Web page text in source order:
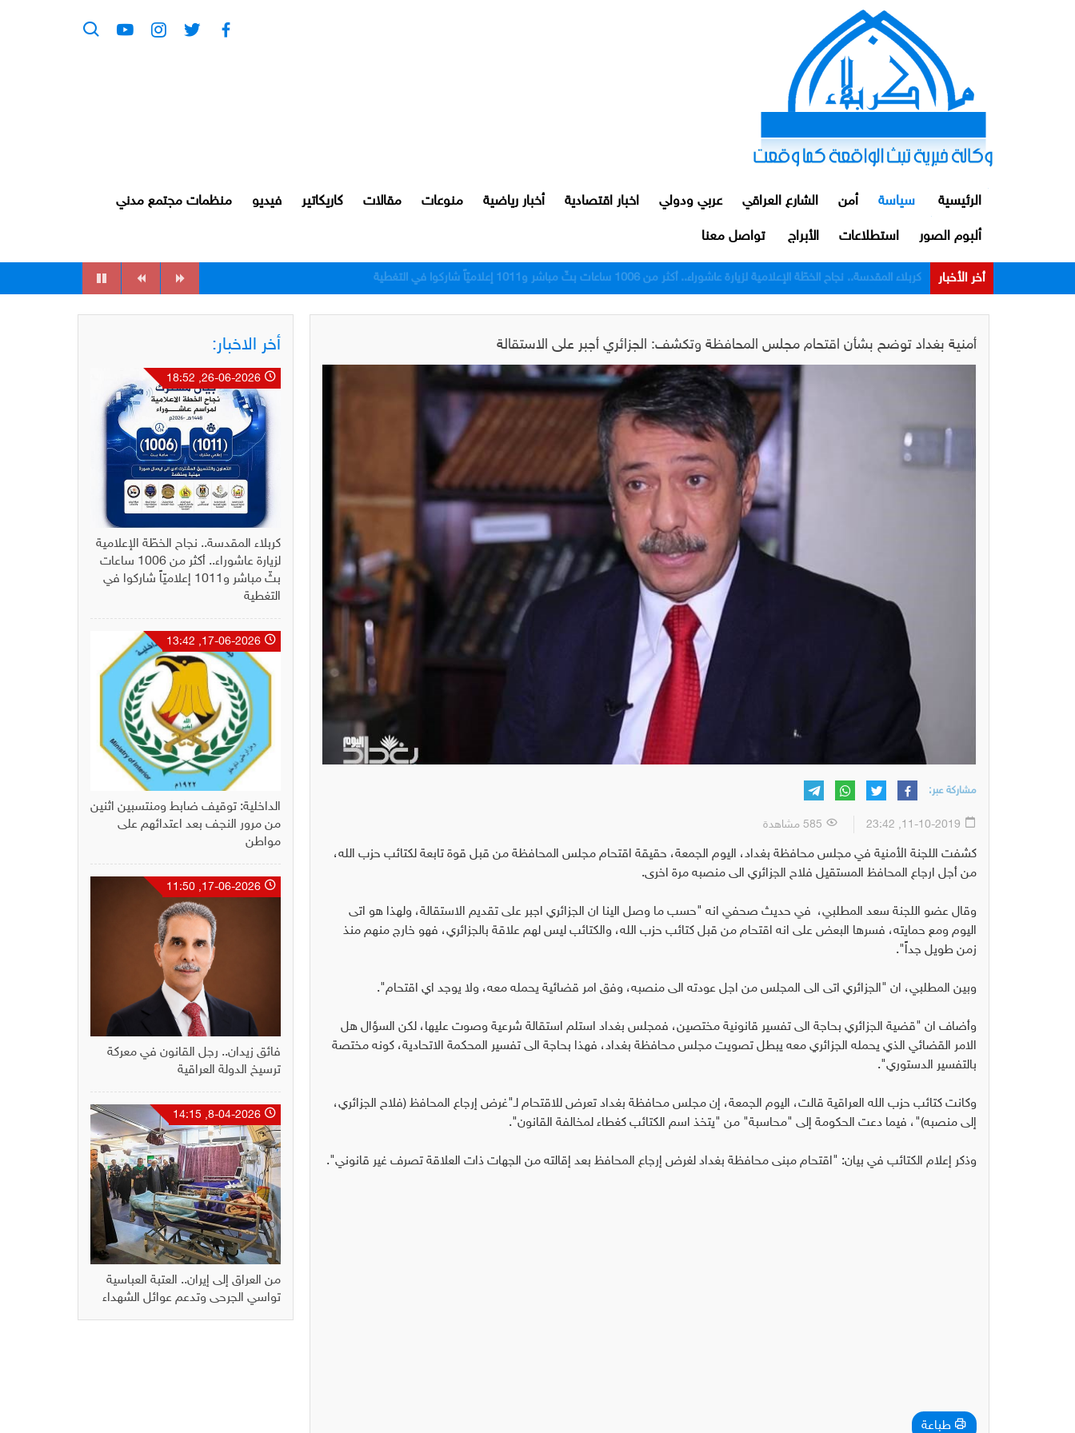
الرئيسية سياسة أمن الشارع العراقي عربي ودولي اخبار اقتصادية أخبار رياضية منوعات مقالات كاريكاتير فيديو منظمات مجتمع مدني
ألبوم الصور استطلاعات الأبراج تواصل معنا
أخر الأخبار الداخلية: توقيف ضابط ومنتسبين اثنين من مرور النجف بعد اعتدائهم على مواطن
أمنية بغداد توضح بشأن اقتحام مجلس المحافظة وتكشف: الجزائري أجبر على الاستقالة
مشاركة عبر:
كشفت اللجنة الأمنية في مجلس محافظة بغداد، اليوم الجمعة، حقيقة اقتحام مجلس المحافظة من قبل قوة تابعة لكتائب حزب الله،
من أجل ارجاع المحافظ المستقيل فلاح الجزائري الى منصبه مرة اخرى.
وقال عضو اللجنة سعد المطلبي، في حديث صحفي انه "حسب ما وصل الينا ان الجزائري اجبر على تقديم الاستقالة، ولهذا هو اتى
اليوم ومع حمايته، فسرها البعض على انه اقتحام من قبل كتائب حزب الله، والكتائب ليس لهم علاقة بالجزائري، فهو خارج منهم منذ
زمن طويل جداً".
وبين المطلبي، ان "الجزائري اتى الى المجلس من اجل عودته الى منصبه، وفق امر قضائية يحمله معه، ولا يوجد اي اقتحام".
وأضاف ان "قضية الجزائري بحاجة الى تفسير قانونية مختصين، فمجلس بغداد استلم استقالة شرعية وصوت عليها، لكن السؤال هل
الامر القضائي الذي يحمله الجزائري معه يبطل تصويت مجلس محافظة بغداد، فهذا بحاجة الى تفسير المحكمة الاتحادية، كونه مختصة
بالتفسير الدستوري".
وكانت كتائب حزب الله العراقية قالت، اليوم الجمعة، إن مجلس محافظة بغداد تعرض للاقتحام لـ"غرض إرجاع المحافظ (فلاح الجزائري،
إلى منصبه)"، فيما دعت الحكومة إلى "محاسبة" من "يتخذ اسم الكتائب كغطاء لمخالفة القانون".
وذكر إعلام الكتائب في بيان: "اقتحام مبنى محافظة بغداد لغرض إرجاع المحافظ بعد إقالته من الجهات ذات العلاقة تصرف غير قانوني".
طباعة
أخر الاخبار:
كربلاء المقدسة.. نجاح الخطّة الإعلامية
لزيارة عاشوراء.. أكثر من 1006 ساعات
بثّ مباشر و1011 إعلاميّاً شاركوا في
التغطية
الداخلية: توقيف ضابط ومنتسبين اثنين
من مرور النجف بعد اعتدائهم على
مواطن
فائق زيدان.. رجل القانون في معركة
ترسيخ الدولة العراقية
من العراق إلى إيران.. العتبة العباسية
تواسي الجرحى وتدعم عوائل الشهداء